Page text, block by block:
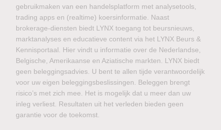
gebruikmaken van een handelsplatform met analysetools,
trading apps en (realtime) koersinformatie. Naast
brokerage-diensten biedt LYNX toegang tot beursnieuws,
marktanalyses en educatieve content via het LYNX Beurs &
Kennisportaal. Hier vindt u informatie over de Nederlandse,
Belgische, Amerikaanse en Aziatische markten. LYNX biedt
geen beleggingsadvies. U bent te allen tijde verantwoordelijk
voor uw eigen beleggingsbeslissingen. Beleggen brengt
risico’s met zich mee. Het is mogelijk dat u meer dan uw
inleg verliest. Resultaten uit het verleden bieden geen
garantie voor de toekomst.